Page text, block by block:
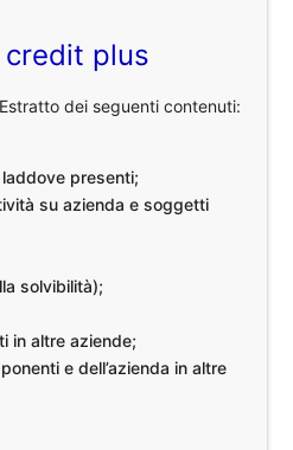
credit plus
dei seguenti contenuti:
presenti;
su azienda e soggetti
solvibilità);
in altre aziende;
e dell’azienda in altre